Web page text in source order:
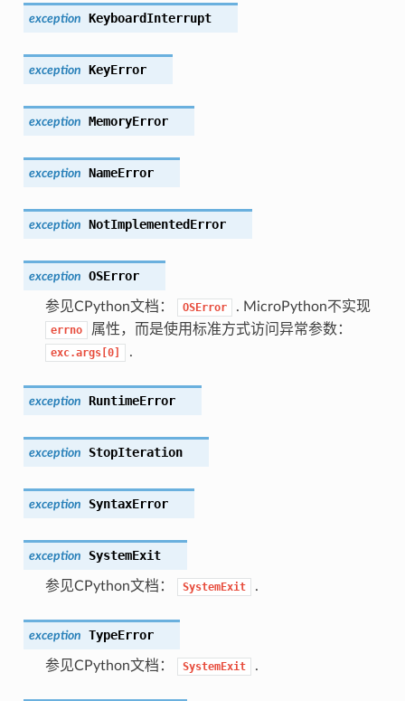
exception KeyboardInterrupt
exception KeyError
exception MemoryError
exception NameError
exception NotImplementedError
exception OSError
参见CPython文档： OSError . MicroPython不实现
errno 属性，而是使用标准方式访问异常参数：
exc.args[0] .
exception RuntimeError
exception StopIteration
exception SyntaxError
exception SystemExit
参见CPython文档： SystemExit .
exception TypeError
参见CPython文档： SystemExit .